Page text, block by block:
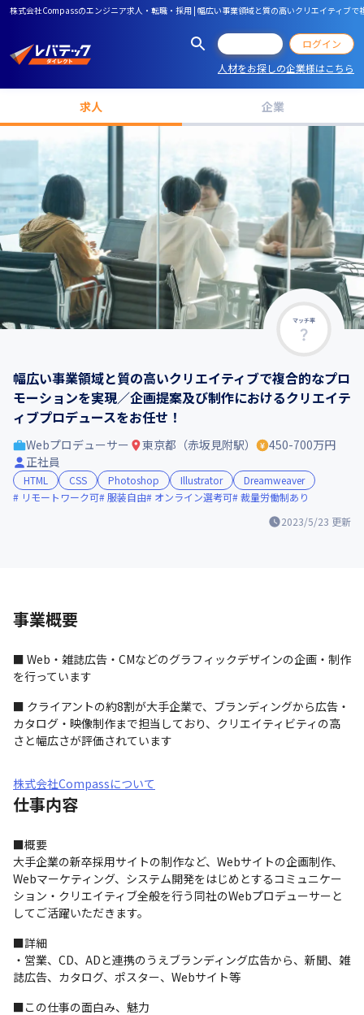
株式会社Compassのエンジニア求人・転職・採用 | 幅広い事業領域と質の高いクリエイティブ
ログイン
人材をお探しの企業様はこちら
求人 企業
マッチ率
幅広い事業領域と質の高いクリエイティブで複合的なプロ
モーションを実現／企画提案及び制作におけるクリエイテ
ィブプロデュースをお任せ！
2023/5/23 更新
Webプロデューサー 東京都（赤坂見附駅）
450-700万円
正社員
HTML CSS Photoshop Illustrator
Dreamweaver
リモートワーク可 服装自由 オンライン選考可 裁量労働制あり
事業概要
■ Web・雑誌広告・CMなどのグラフィックデザインの企画・制作
を行っています
■ クライアントの約8割が大手企業で、ブランディングから広告・
カタログ・映像制作まで担当しており、クリエイティビティの高
さと幅広さが評価されています
株式会社Compassについて
仕事内容
■概要
大手企業の新卒採用サイトの制作など、Webサイトの企画制作、
Webマーケティング、システム開発をはじめとするコミュニケー
ション・クリエイティブ全般を行う同社のWebプロデューサーと
してご活躍いただきます。
■詳細
・営業、CD、ADと連携のうえブランディング広告から、新聞、雑
誌広告、カタログ、ポスター、Webサイト等
■この仕事の面白み、魅力